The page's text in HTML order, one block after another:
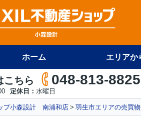
ホーム エリアか
こちら 048-813-8825
定休日： 水曜日
プ小森設計 南浦和店 羽生市エリアの売買